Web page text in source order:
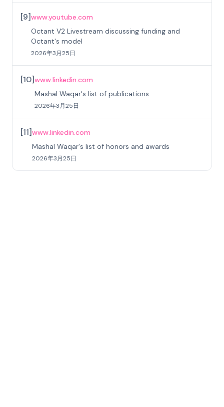
[9]www.youtube.com
Octant V2 Livestream discussing funding and
Octant's model
2026年3月25日
[10]www.linkedin.com
Mashal Waqar's list of publications
2026年3月25日
[11]www.linkedin.com
Mashal Waqar's list of honors and awards
2026年3月25日